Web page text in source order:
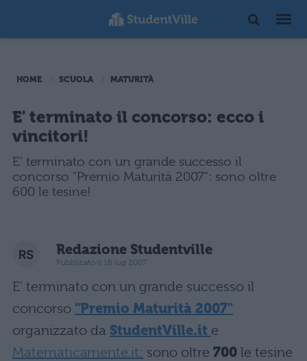
HOME SCUOLA MATURITÀ
E' terminato il concorso: ecco i
vincitori!
E' terminato con un grande successo il
concorso "Premio Maturità 2007": sono oltre
600 le tesine!
Redazione Studentville
Pubblicato il 16 lug 2007
E’ terminato con un grande successo il
concorso "Premio Maturità 2007"
organizzato da StudentVille.it e
Matematicamente.it: sono oltre700le tesine